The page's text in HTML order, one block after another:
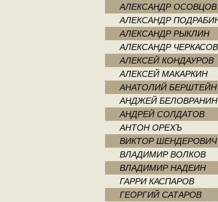
АЛЕКСАНДР ОСОВЦОВ
АЛЕКСАНДР
АЛЕКСАНДР РЫКЛИН
АЛЕКСАНДР ЧЕРКАСОВ
АЛЕКСЕЙ КОНДАУРОВ
АЛЕКСЕЙ МАКАРКИН
АНАТОЛИЙ БЕРШТЕЙН
АНДЖЕЙ БЕЛОВРАНИН
АНДРЕЙ СОЛДАТОВ
АНТОН ОРЕХЪ
ВИКТОР ШЕНДЕРОВИЧ
ВЛАДИМИР ВОЛКОВ
ВЛАДИМИР НАДЕИН
ГАРРИ КАСПАРОВ
ГЕОРГИЙ САТАРОВ